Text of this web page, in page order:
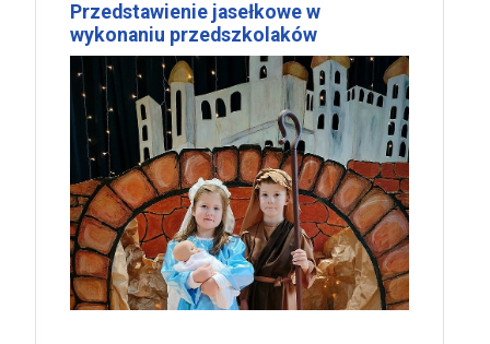
Przedstawienie jasełkowe w
wykonaniu przedszkolaków